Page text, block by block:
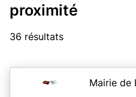
proximité
36 résultats
Mairie de